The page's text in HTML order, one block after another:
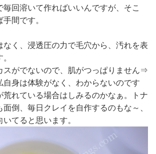
毎回溶いて作ればいいんですが、そこ
間です。
なく、浸透圧の力で毛穴から、汚れを表
スがでないので、肌がつっぱりません⇒
自身は体験がなく、わからないのです
荒れている場合はしみるのかなぁ。トナ
倒、毎日クレイを自作するのもな～、
てると思います。